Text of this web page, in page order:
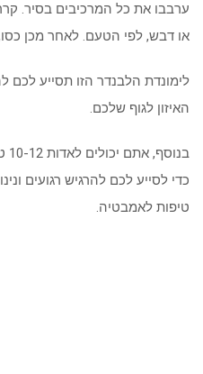
ערבבו את כל המרכיבים בסיר.
או דבש, לפי הטעם. לאחר מכן
לימונדת הלבנדר הזו תסייע לכם
האיזון לגוף שלכם.
טיפות לאמבטיה.